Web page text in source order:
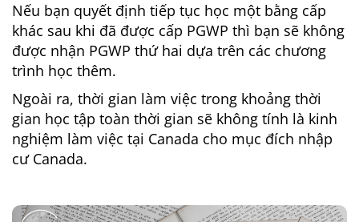
Nếu bạn quyết định tiếp tục học một bằng cấp
khác sau khi đã được cấp PGWP thì bạn sẽ không
được nhận PGWP thứ hai dựa trên các chương
trình học thêm.
Ngoài ra, thời gian làm việc trong khoảng thời
gian học tập toàn thời gian sẽ không tính là kinh
nghiệm làm việc tại Canada cho mục đích nhập
cư Canada.